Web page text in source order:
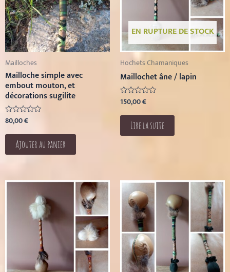
Mailloches
Mailloche simple avec
embout mouton, et
décorations sugilite
Note
sur
80,00€
Ajouter au panier
EN RUPTURE DE STOCK
Hochets Chamaniques
Maillochet âne / lapin
Note
sur
150,00€
Lire la suite